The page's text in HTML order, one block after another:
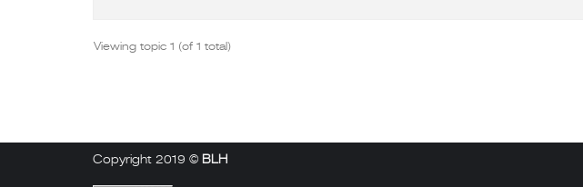
Viewing topic 1 (of 1 total)
Copyright 2019 © BLH